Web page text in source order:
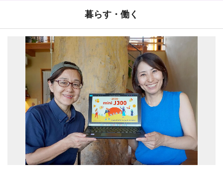
暮らす・働く